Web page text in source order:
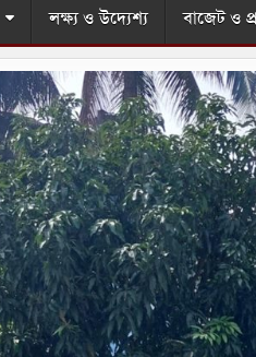
লক্ষ্য ও উদ্যেশ্য বাজেট ও